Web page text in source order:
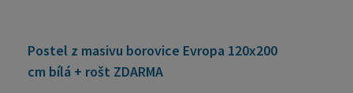
Postel z masivu borovice Evropa 120x200
cm bílá + rošt ZDARMA